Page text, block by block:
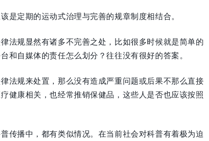
是定期的运动式治理与完善的规章制度相结合。
法规显然有诸多不完善之处，比如很多时候就是简单的
和自媒体的责任怎么划分？往往没有很好的答案。
法规来处置，那么没有造成严重问题或后果不那么直接
健康相关，也经常推销保健品，这些人是否也应该按照
传播中，都有类似情况。在当前社会对科普有着极为迫